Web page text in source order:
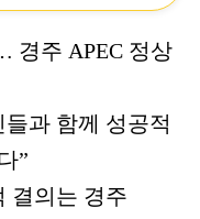
경주 APEC 정상
과 함께 성공적
”
결의는 경주